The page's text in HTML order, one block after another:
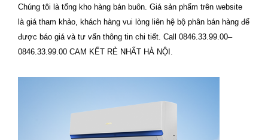
Chúng tôi là tổng kho hàng bán buôn. Giá sản phẩm trên website
là giá tham khảo, khách hàng vui lòng liên hệ bộ phân bán hàng để
được báo giá và tư vấn thông tin chi tiết. Call 0846.33.99.00–
0846.33.99.00 CAM KẾT RẺ NHẤT HÀ NỘI.